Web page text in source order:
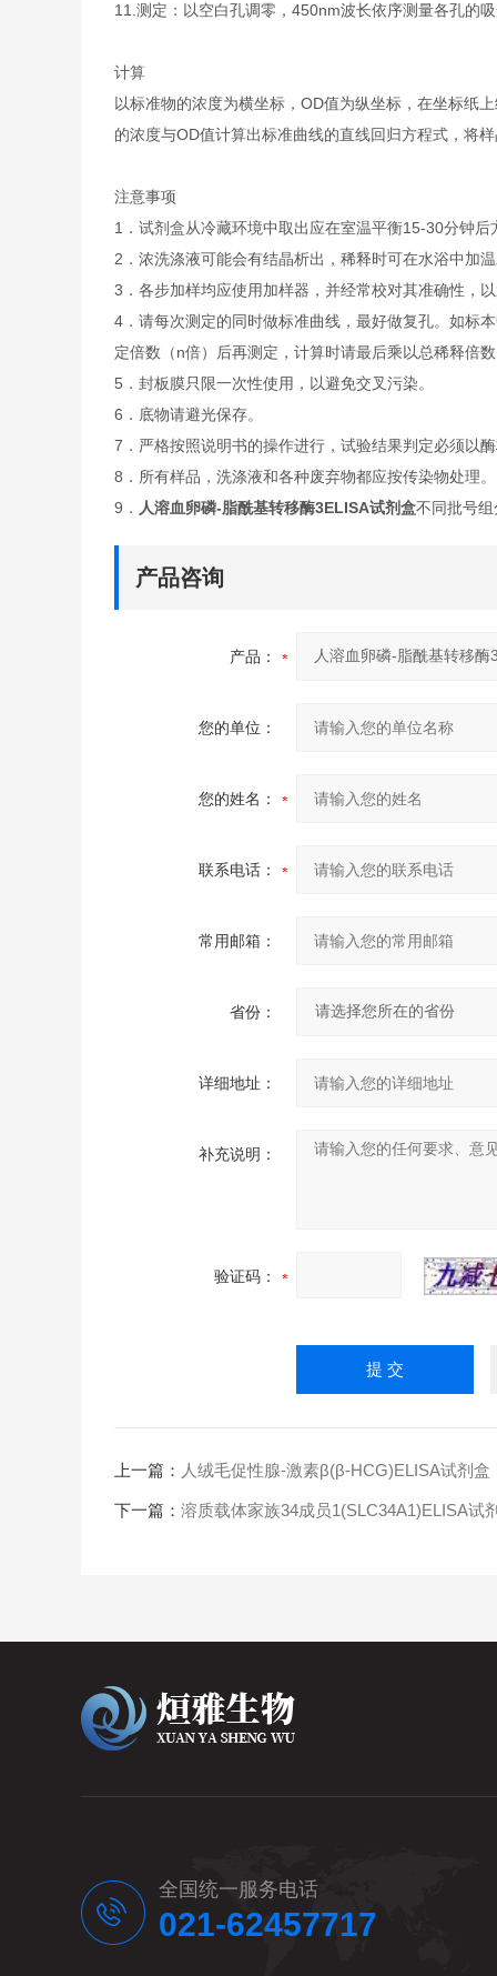
11. 测定：以空白孔调零，450nm波长依序测量各孔的
计算
以标准物的浓度为横坐标，OD值为纵坐标，在坐标纸
的浓度与OD值计算出标准曲线的直线回归方程式，将
注意事项
1．试剂盒从冷藏环境中取出应在室温平衡15-30分钟
2．浓洗涤液可能会有结晶析出，稀释时可在水浴中加
3．各步加样均应使用加样器，并经常校对其准确性，
4．请每次测定的同时做标准曲线，最好做复孔。如标
定倍数（n倍）后再测定，计算时请最后乘以总稀释倍
5．封板膜只限一次性使用，以避免交叉污染。
6．底物请避光保存。
7．严格按照说明书的操作进行，试验结果判定必须以
8．所有样品，洗涤液和各种废弃物都应按传染物处理。
9． 人溶血卵磷-脂酰基转移酶3ELISA试剂盒不同批号
产品咨询
产品：
您的单位：
您的姓名：
联系电话：
常用邮箱：
省份：
详细地址：
补充说明：
验证码：
上一篇： 人绒毛促性腺-激素β(β-HCG)ELISA试剂盒
下一篇： 溶质载体家族34成员1(SLC34A1)ELISA试
全国统一服务电话
021-62457717